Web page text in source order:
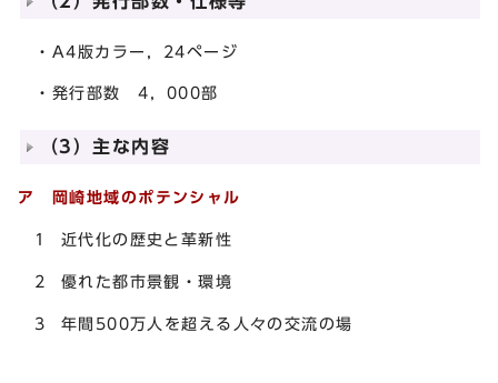
・A4版カラー，24ページ
・発行部数 4，000部
（3）主な内容
ア 岡崎地域のポテンシャル
1 近代化の歴史と革新性
2 優れた都市景観・環境
3 年間500万人を超える人々の交流の場